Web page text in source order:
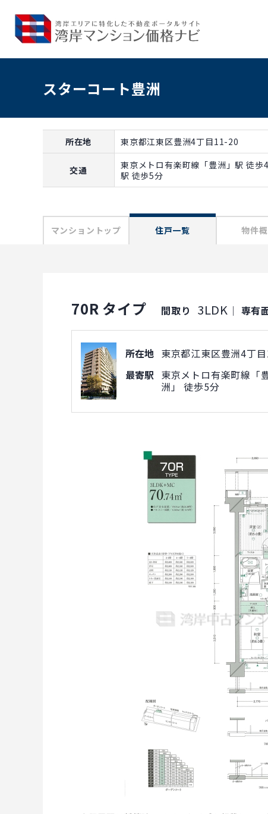
スターコート豊洲
所在地 東京都江東区豊洲4丁目11-20
交通
東京メトロ有楽町線「豊洲」駅 徒歩
駅 徒歩5分
マンショントップ 住戸一覧 物件
70R タイプ 間取り 3LDK ｜ 専有
所在地 東京都江東区豊洲4丁
最寄駅 東京メトロ有楽町線「
洲」 徒歩5分